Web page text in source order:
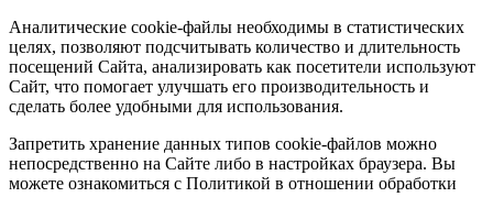
Аналитические cookie-файлы необходимы в статистических
целях, позволяют подсчитывать количество и длительность
посещений Сайта, анализировать как посетители используют
Сайт, что помогает улучшать его производительность и
сделать более удобными для использования.
Запретить хранение данных типов cookie-файлов можно
непосредственно на Сайте либо в настройках браузера. Вы
можете ознакомиться с Политикой в отношении обработки